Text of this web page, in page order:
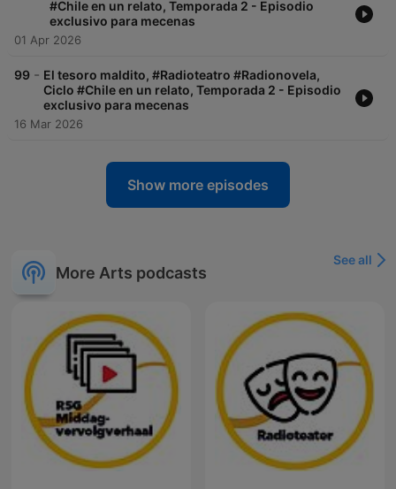
#Chile en un relato, Temporada 2 - Episodio
exclusivo para mecenas
01 Apr 2026
99 - El tesoro maldito, #Radioteatro #Radionovela,
Ciclo #Chile en un relato, Temporada 2 - Episodio
exclusivo para mecenas
16 Mar 2026
Show more episodes
More Arts podcasts
See all